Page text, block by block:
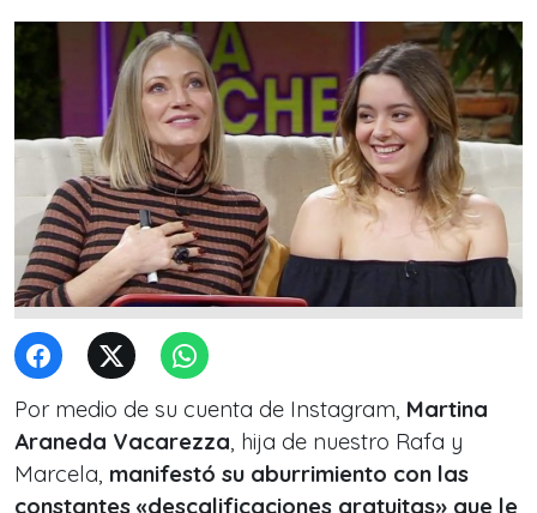
Por medio de su cuenta de Instagram, Martina
Araneda Vacarezza, hija de nuestro Rafa y
Marcela, manifestó su aburrimiento con las
constantes «descalificaciones gratuitas» que le